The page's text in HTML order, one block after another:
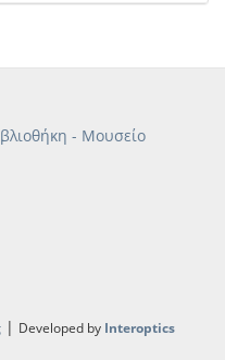
- Μουσείο
| Developed by Interoptics